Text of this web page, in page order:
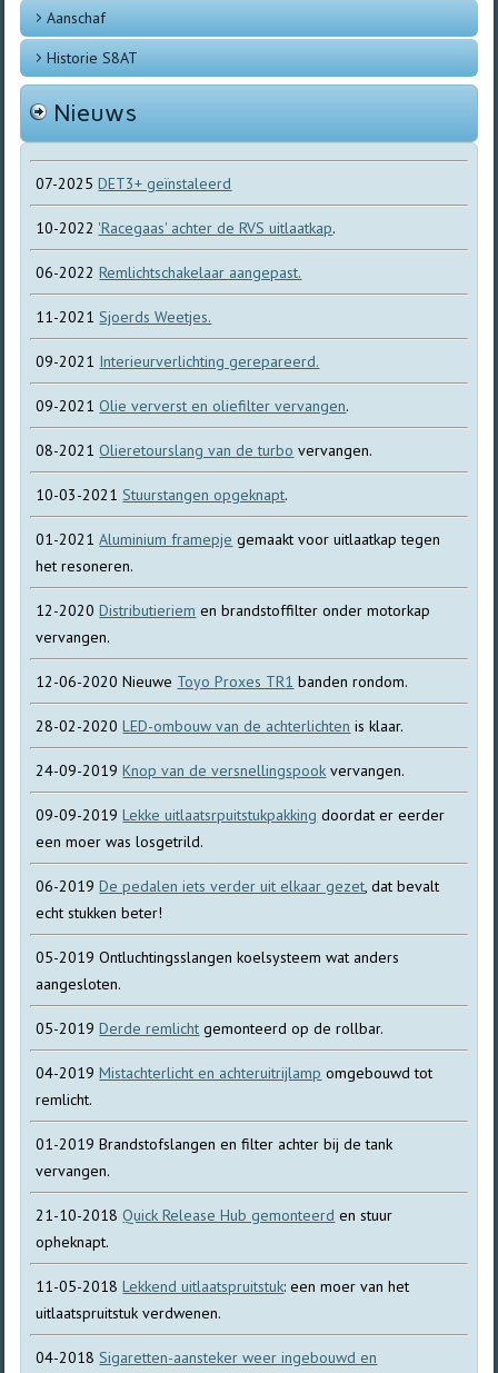
Aanschaf
Historie S8AT
Nieuws
07-2025DET3+ geïnstaleerd
10-2022 'Racegaas' achter de RVS uitlaatkap.
06-2022Remlichtschakelaar aangepast.
11-2021Sjoerds Weetjes.
09-2021 Interieurverlichting gerepareerd.
09-2021 Olie ververst en oliefilter vervangen.
08-2021 Olieretourslang van de turbo vervangen.
10-03-2021Stuurstangen opgeknapt.
01-2021Aluminium framepje gemaakt voor uitlaatkap tegen
het resoneren.
12-2020Distributieriem en brandstoffilter onder motorkap
vervangen.
12-06-2020 Nieuwe Toyo Proxes TR1 banden rondom.
28-02-2020LED-ombouw van de achterlichten is klaar.
24-09-2019Knop van de versnellingspook vervangen.
09-09-2019Lekke uitlaatsrpuitstukpakking doordat er eerder
een moer was losgetrild.
06-2019De pedalen iets verder uit elkaar gezet, dat bevalt
echt stukken beter!
05-2019 Ontluchtingsslangen koelsysteem wat anders
aangesloten.
05-2019Derde remlicht gemonteerd op de rollbar.
04-2019Mistachterlicht en achteruitrijlamp omgebouwd tot
remlicht.
01-2019 Brandstofslangen en filter achter bij de tank
vervangen.
21-10-2018 Quick Release Hub gemonteerd en stuur
opheknapt.
11-05-2018Lekkend uitlaatspruitstuk: een moer van het
uitlaatspruitstuk verdwenen.
04-2018Sigaretten-aansteker weer ingebouwd en